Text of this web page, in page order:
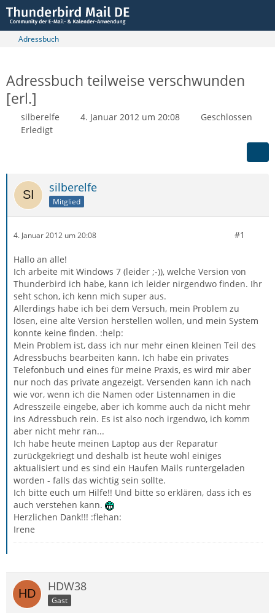
Adressbuch
Adressbuch teilweise verschwunden
[erl.]
silberelfe 4. Januar 2012 um 20:08
Geschlossen
Erledigt
silberelfe
Mitglied
4. Januar 2012 um 20:08 #1
Hallo an alle!
Ich arbeite mit Windows 7 (leider ;-)), welche Version von
Thunderbird ich habe, kann ich leider nirgendwo finden. Ihr
seht schon, ich kenn mich super aus.
Allerdings habe ich bei dem Versuch, mein Problem zu
lösen, eine alte Version herstellen wollen, und mein System
konnte keine finden. :help:
Mein Problem ist, dass ich nur mehr einen kleinen Teil des
Adressbuchs bearbeiten kann. Ich habe ein privates
Telefonbuch und eines für meine Praxis, es wird mir aber
nur noch das private angezeigt. Versenden kann ich nach
wie vor, wenn ich die Namen oder Listennamen in die
Adresszeile eingebe, aber ich komme auch da nicht mehr
ins Adressbuch rein. Es ist also noch irgendwo, ich komm
aber nicht mehr ran...
Ich habe heute meinen Laptop aus der Reparatur
zurückgekriegt und deshalb ist heute wohl einiges
aktualisiert und es sind ein Haufen Mails runtergeladen
worden - falls das wichtig sein sollte.
Ich bitte euch um Hilfe!! Und bitte so erklären, dass ich es
auch verstehen kann.
Herzlichen Dank!!! :flehan:
Irene
HDW38
Gast